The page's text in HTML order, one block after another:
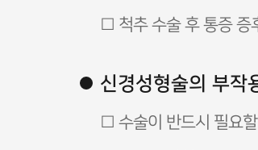
□ 척추 수술 후 통증 증
신경성형술의 부작
□ 수술이 반드시 필요